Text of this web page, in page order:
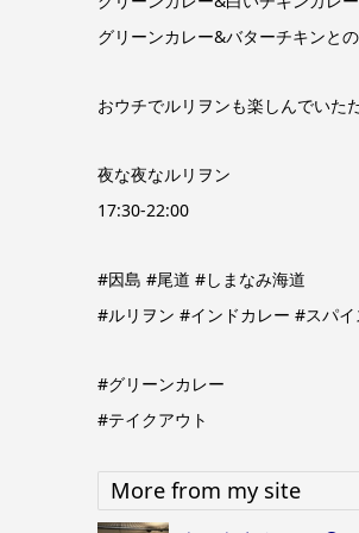
グリーンカレー&バターチキンと
おウチでルリヲンも楽しんでいた
夜な夜なルリヲン
17:30‐22:00
#因島 #尾道 #しまなみ海道
#ルリヲン #インドカレー #スパ
#グリーンカレー
#テイクアウト
More from my site